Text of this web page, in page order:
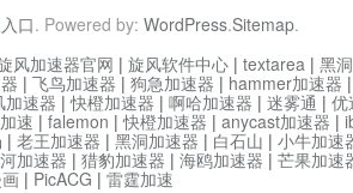
口. Powered by: WordPress.Sitemap.
风加速器官网 | 旋风软件中心 | textarea | 黑
| 飞鸟加速器 | 狗急加速器 | hammer加速器
加速器 |快橙加速器 | 啊哈加速器 | 迷雾通 | 优
速 | falemon |快橙加速器 | anycast加速器 |
| 老王加速器 | 黑洞加速器 | 白石山 | 小牛加速
加速器 | 猎豹加速器 | 海鸥加速器 | 芒果加速
| PicACG | 雷霆加速